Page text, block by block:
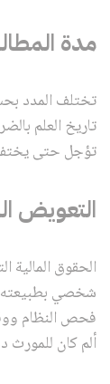
مدة
تختلف المدد
تاريخ العلم
تؤجل حتى
التعويض
الحقوق المالية
شخصي بطبيعته،
فحص النظام
ألم كان